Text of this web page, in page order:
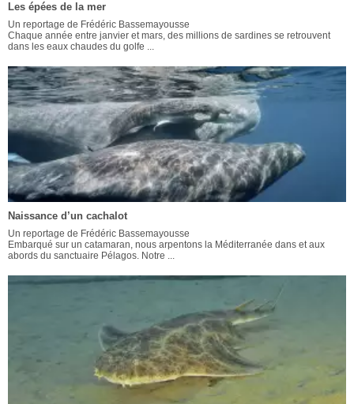
Les épées de la mer
Un reportage de Frédéric Bassemayousse
Chaque année entre janvier et mars, des millions de sardines se retrouvent
dans les eaux chaudes du golfe ...
Naissance d’un cachalot
Un reportage de Frédéric Bassemayousse
Embarqué sur un catamaran, nous arpentons la Méditerranée dans et aux
abords du sanctuaire Pélagos. Notre ...